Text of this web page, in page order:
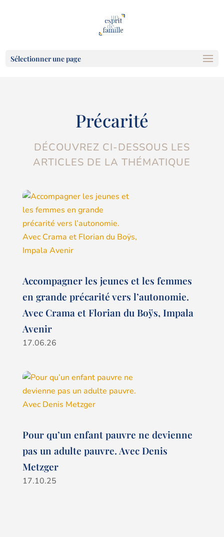
Sélectionner une page
Précarité
DÉCOUVREZ CI-DESSOUS LES
ARTICLES DE LA THÉMATIQUE
Accompagner les jeunes et les femmes
en grande précarité vers l’autonomie.
Avec Crama et Florian du Boÿs, Impala
Avenir
17.06.26
Pour qu’un enfant pauvre ne devienne
pas un adulte pauvre. Avec Denis
Metzger
17.10.25